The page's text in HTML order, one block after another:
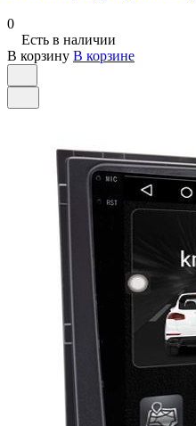
0
Есть в наличии
В корзину В корзине